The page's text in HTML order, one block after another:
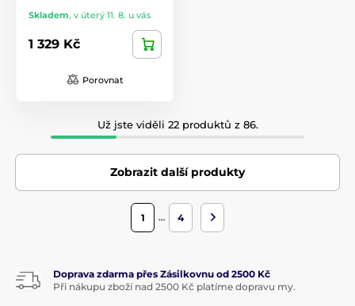
Skladem, v úterý 11. 8. u vás
1 329 Kč
Porovnat
Už jste viděli 22 produktů z 86.
Zobrazit další produkty
1 … 4
Doprava zdarma přes Zásilkovnu od 2500 Kč
Při nákupu zboží nad 2500 Kč platíme dopravu my.